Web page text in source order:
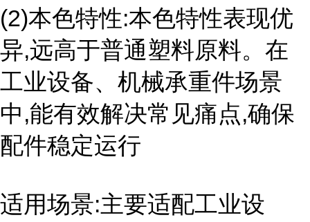
(2)本色特性:本色特性表现优
异,远高于普通塑料原料。在
工业设备、机械承重件场景
中,能有效解决常见痛点,确保
配件稳定运行
适用场景:主要适配工业设